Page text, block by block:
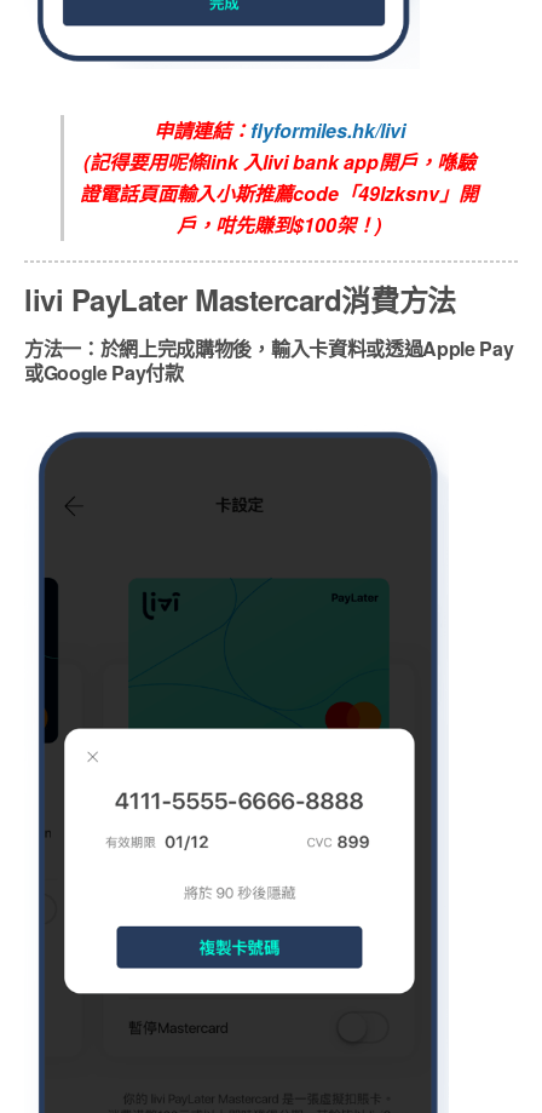
申請連結：flyformiles.hk/livi
(記得要用呢條link 入livi bank app開戶，喺驗
證電話頁面輸入小斯推薦code「49lzksnv」開
戶，咁先賺到$100架！)
livi PayLater Mastercard消費方法
方法一：於網上完成購物後，輸入卡資料或透過Apple Pay
或Google Pay付款